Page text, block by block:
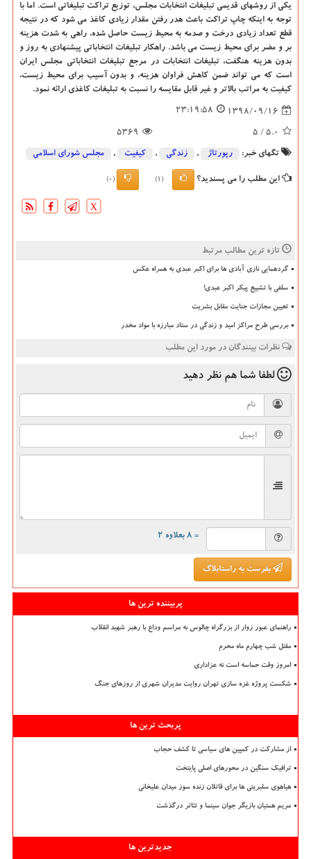
یکی از روشهای قدیمی تبلیغات انتخابات مجلس، توزیع تراکت تبلیغاتی است. اما با
توجه به اینکه چاپ تراکت باعث هدر رفتن مقدار زیادی کاغذ می شود که در نتیجه
قطع تعداد زیادی درخت و صدمه به محیط زیست حاصل شده، راهی به شدت هزینه
بر و مضر برای محیط زیست می باشد. راهکار تبلیغات انتخاباتی پیشنهادی به روز و
بدون هزینه هنگفت، تبلیغات انتخابات در مرجع تبلیغات انتخاباتی مجلس ایران
است که می تواند ضمن کاهش فراوان هزینه، و بدون آسیب برای محیط زیست،
کیفیت به مراتب بالاتر و غیر قابل مقایسه را نسبت به تبلیغات کاغذی ارائه نمود.
1398/09/16
23:19:58
5.0
/ 5
5369
تگهای خبر: رپورتاژ , زندگی , كیفیت , مجلس شورای اسلامی
این مطلب را می پسندید؟ (1)
(0)
X
تازه ترین مطالب مرتبط
گردهمایی نازی آبادی ها برای اکبر عبدی به همراه عکس
سلفی با تشییع پیکر اکبر عبدی!
تعیین مجازات جنایت مقابل بشریت
بررسی طرح مراکز امید و زندگی در ستاد مبارزه با مواد مخدر
نظرات بینندگان در مورد این مطلب
لطفا شما هم نظر دهید
= ۸ بعلاوه ۲
بفرست به راستابلاگ
پربیننده ترین ها
راهنمای عبور زوار از بزرگراه چالوس به مراسم وداع با رهبر شهید انقلاب
مقتل شب چهارم ماه محرم
امروز وقت حماسه است نه عزاداری
شکست پروژه غزه سازی تهران روایت مدیران شهری از روزهای جنگ
پربحث ترین ها
از مشارکت در کمپین های سیاسی تا کشف حجاب
ترافیک سنگین در محورهای اصلی پایتخت
هیاهوی سلبریتی ها برای قاتلان زنده سوز میدان علیخانی
مریم همتیان بازیگر جوان سینما و تئاتر درگذشت
جدیدترین ها